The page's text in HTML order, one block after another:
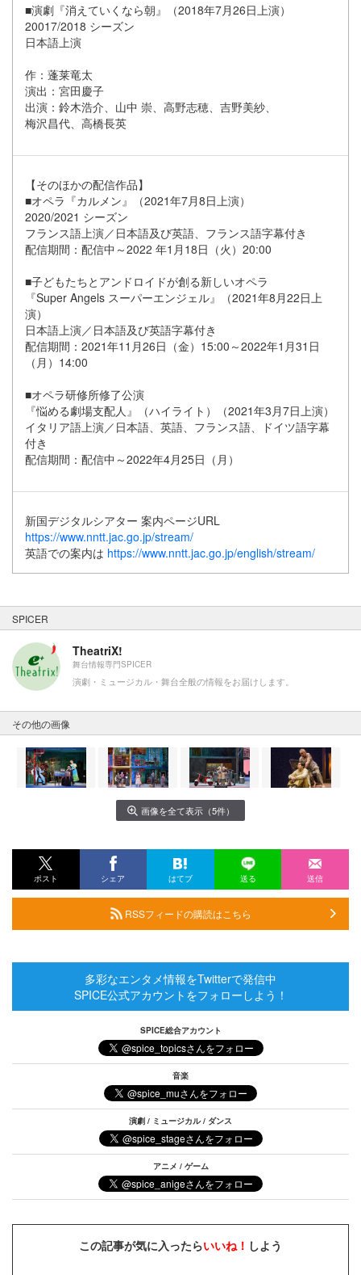
■演劇『消えていくなら朝』（2018年7月26日上演）
20017/2018 シーズン
日本語上演
作：蓬莱竜太
演出：宮田慶子
出演：鈴木浩介、山中 崇、高野志穂、吉野美紗、
梅沢昌代、高橋長英
【そのほかの配信作品】
■オペラ『カルメン』（2021年7月8日上演）
2020/2021 シーズン
フランス語上演／日本語及び英語、フランス語字幕付き
配信期間：配信中～2022 年1月18日（火）20:00
■子どもたちとアンドロイドが創る新しいオペラ
『Super Angels スーパーエンジェル』（2021年8月22日上
演）
日本語上演／日本語及び英語字幕付き
配信期間：2021年11月26日（金）15:00～2022年1月31日
（月）14:00
■オペラ研修所修了公演
『悩める劇場支配人』（ハイライト）（2021年3月7日上演）
イタリア語上演／日本語、英語、フランス語、ドイツ語字幕
付き
配信期間：配信中～2022年4月25日（月）
新国デジタルシアター 案内ページURL
https://www.nntt.jac.go.jp/stream/
英語での案内は https://www.nntt.jac.go.jp/english/stream/
SPICER
TheatriX!
舞台情報専門SPICER
演劇・ミュージカル・舞台全般の情報をお届けします。
その他の画像
画像を全て表示（5件）
ポスト シェア はてブ 送る 送信
RSSフィードの購読はこちら
多彩なエンタメ情報をTwitterで発信中
SPICE公式アカウントをフォローしよう！
SPICE総合アカウント
音楽
演劇 / ミュージカル / ダンス
アニメ / ゲーム
この記事が気に入ったらいいね！ しよう